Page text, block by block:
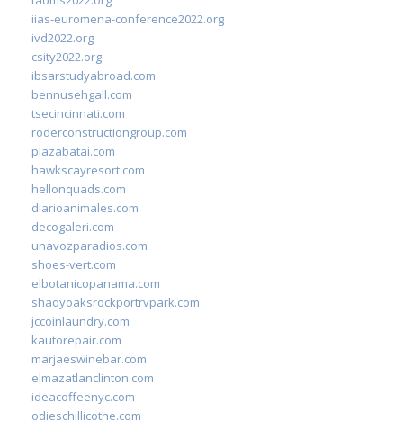
iias-euromena-conference2022.org
ivd2022.org
csity2022.org
ibsarstudyabroad.com
bennusehgall.com
tsecincinnati.com
roderconstructiongroup.com
plazabatai.com
hawkscayresort.com
hellonquads.com
diarioanimales.com
decogaleri.com
unavozparadios.com
shoes-vert.com
elbotanicopanama.com
shadyoaksrockportrvpark.com
jccoinlaundry.com
kautorepair.com
marjaeswinebar.com
elmazatlanclinton.com
ideacoffeenyc.com
odieschillicothe.com